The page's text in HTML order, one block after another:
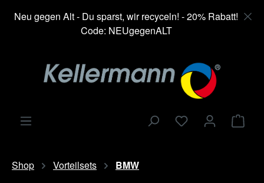
springen
Neu gegen Alt - Du sparst, wir recyceln! - 20% Rabatt!
Code: NEUgegenALT
Shop Vorteilsets BMW